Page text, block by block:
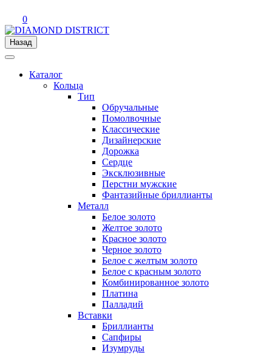
0
Назад
Каталог
Кольца
Тип
Обручальные
Помолвочные
Классические
Дизайнерские
Дорожка
Сердце
Эксклюзивные
Перстни мужские
Фантазийные бриллианты
Металл
Белое золото
Желтое золото
Красное золото
Черное золото
Белое с желтым золото
Белое с красным золото
Комбинированное золото
Платина
Палладий
Вставки
Бриллианты
Сапфиры
Изумруды